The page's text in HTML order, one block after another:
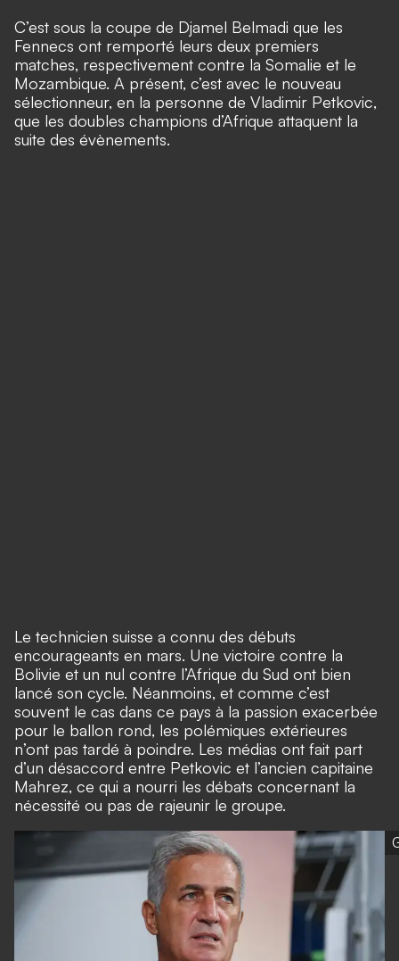
C’est sous la coupe de Djamel Belmadi que les
Fennecs ont remporté leurs deux premiers
matches, respectivement contre la Somalie et le
Mozambique. A présent, c’est avec le nouveau
sélectionneur, en la personne de Vladimir Petkovic,
que les doubles champions d’Afrique attaquent la
suite des évènements.
Le technicien suisse a connu des débuts
encourageants en mars. Une victoire contre la
Bolivie et un nul contre l’Afrique du Sud ont bien
lancé son cycle. Néanmoins, et comme c’est
souvent le cas dans ce pays à la passion exacerbée
pour le ballon rond, les polémiques extérieures
n’ont pas tardé à poindre. Les médias ont fait part
d’un désaccord entre Petkovic et l’ancien capitaine
Mahrez, ce qui a nourri les débats concernant la
nécessité ou pas de rajeunir le groupe.